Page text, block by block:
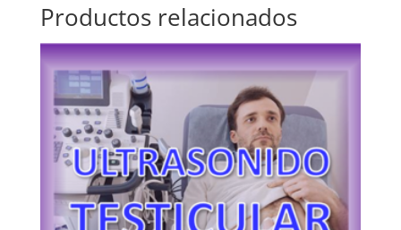
Productos relacionados